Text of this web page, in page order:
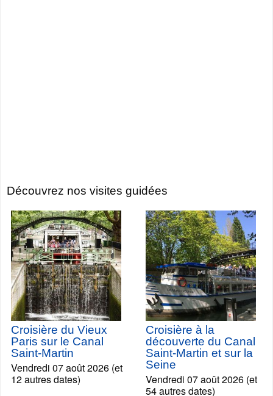
Découvrez nos visites guidées
Croisière du Vieux
Paris sur le Canal
Saint-Martin
Vendredi 07 août 2026 (et
12 autres dates)
Croisière à la
découverte du Canal
Saint-Martin et sur la
Seine
Vendredi 07 août 2026 (et
54 autres dates)